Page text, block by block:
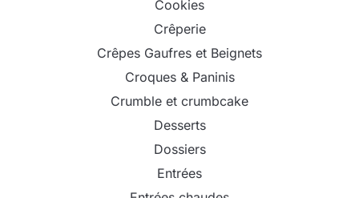
Cookies
Crêperie
Crêpes Gaufres et Beignets
Croques & Paninis
Crumble et crumbcake
Desserts
Dossiers
Entrées